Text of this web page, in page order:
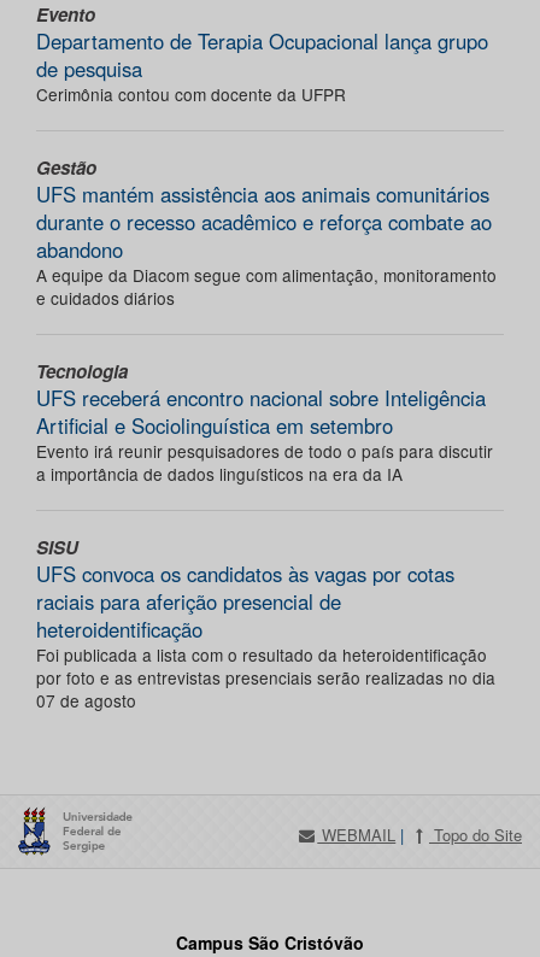
Evento
Departamento de Terapia Ocupacional lança grupo
de pesquisa
Cerimônia contou com docente da UFPR
Gestão
UFS mantém assistência aos animais comunitários
durante o recesso acadêmico e reforça combate ao
abandono
A equipe da Diacom segue com alimentação, monitoramento
e cuidados diários
Tecnologia
UFS receberá encontro nacional sobre Inteligência
Artificial e Sociolinguística em setembro
Evento irá reunir pesquisadores de todo o país para discutir
a importância de dados linguísticos na era da IA
SISU
UFS convoca os candidatos às vagas por cotas
raciais para aferição presencial de
heteroidentificação
Foi publicada a lista com o resultado da heteroidentificação
por foto e as entrevistas presenciais serão realizadas no dia
07 de agosto
WEBMAIL | Topo do Site
Campus São Cristóvão